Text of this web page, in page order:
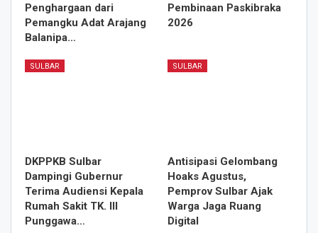
Penghargaan dari
Pemangku Adat Arajang
Balanipa…
Pembinaan Paskibraka
2026
SULBAR
DKPPKB Sulbar
Dampingi Gubernur
Terima Audiensi Kepala
Rumah Sakit TK. III
Punggawa…
SULBAR
Antisipasi Gelombang
Hoaks Agustus,
Pemprov Sulbar Ajak
Warga Jaga Ruang
Digital